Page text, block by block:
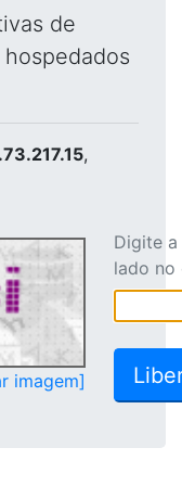
de
,
imagem]
Digite
lado no